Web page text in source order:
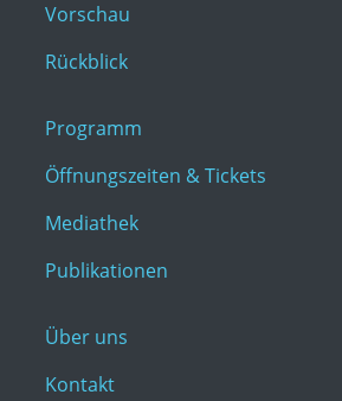
Vorschau
Rückblick
Programm
Öffnungszeiten & Tickets
Mediathek
Publikationen
Über uns
Kontakt